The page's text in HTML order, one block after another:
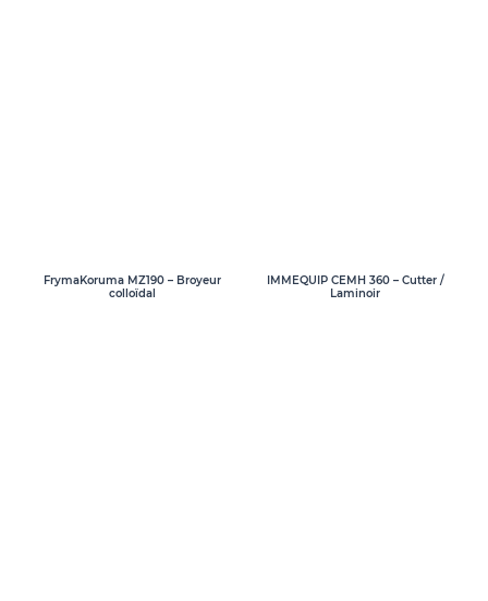
FrymaKoruma MZ190 – Broyeur
colloïdal
IMMEQUIP CEMH 360 – Cutter /
Laminoir